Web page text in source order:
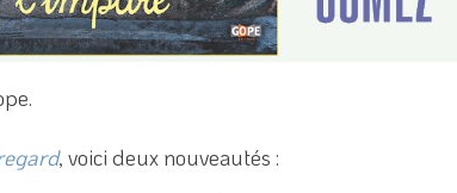
, voici deux nouveautés :